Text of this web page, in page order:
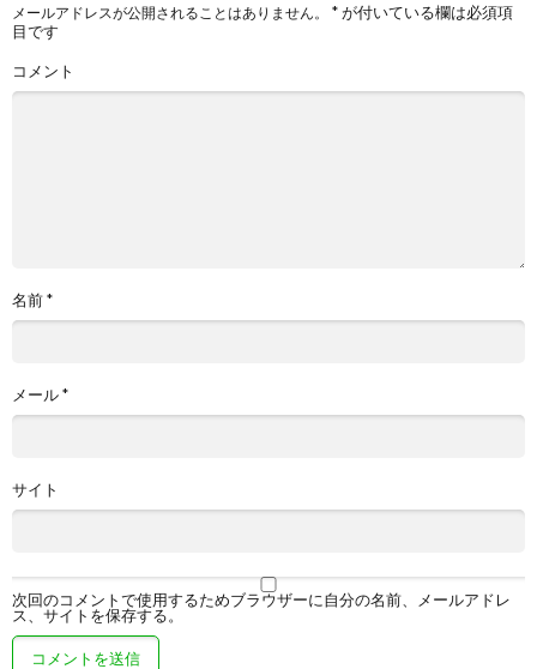
メールアドレスが公開されることはありません。 *が付いている欄は必須項
目です
コメント
名前*
メール*
サイト
次回のコメントで使用するためブラウザーに自分の名前、メールアドレ
ス、サイトを保存する。